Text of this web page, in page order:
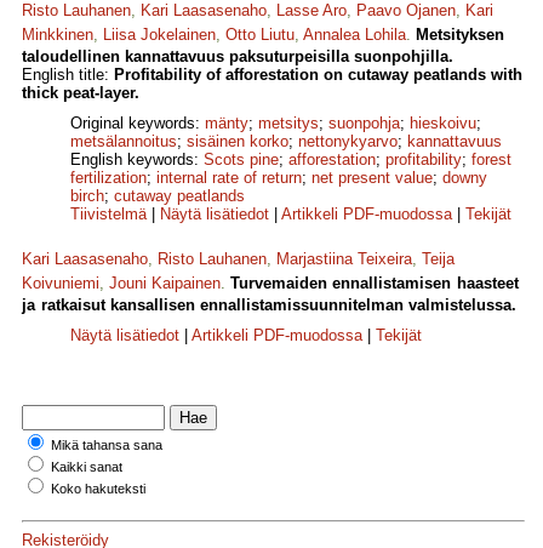
Risto Lauhanen, Kari Laasasenaho, Lasse Aro, Paavo Ojanen, Kari
Minkkinen, Liisa Jokelainen, Otto Liutu, Annalea Lohila. Metsityksen
taloudellinen kannattavuus paksuturpeisilla suonpohjilla.
English title: Profitability of afforestation on cutaway peatlands with
thick peat-layer.
Original keywords: mänty; metsitys; suonpohja; hieskoivu;
metsälannoitus; sisäinen korko; netto­nykyarvo; kannattavuus
English keywords: Scots pine; afforestation; profitability; forest
fertilization; internal rate of return; net present value; downy
birch; cutaway peatlands
Tiivistelmä| Näytä lisätiedot Artikkeli PDF-muodossa| Tekijät
Kari Laasasenaho, Risto Lauhanen, Marjastiina Teixeira, Teija
Koivuniemi, Jouni Kaipainen. Turvemaiden ennallistamisen haasteet
ja ratkaisut kansallisen ennallistamissuunnitelman valmistelussa.
Näytä lisätiedot
Artikkeli PDF-muodossa| Tekijät
Mikä tahansa sana
Kaikki sanat
Koko hakuteksti
Rekisteröidy